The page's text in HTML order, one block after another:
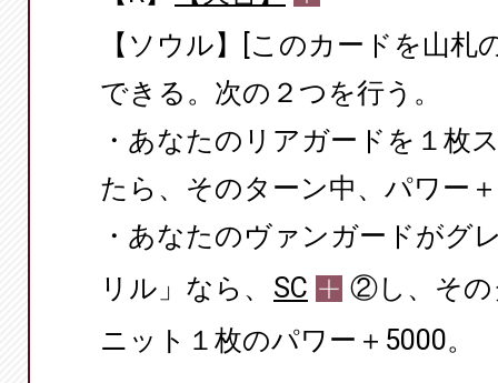
【ソウル】[このカードを山札
できる。次の２つを行う。
・あなたのリアガードを１枚
たら、そのターン中、パワー
・あなたのヴァンガードがグ
リル」なら、
SC
②し、その
ニット１枚のパワー＋5000。